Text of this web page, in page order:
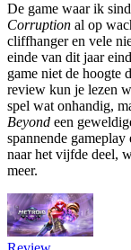
De game waar ik
Corruption al op
cliffhanger en vele
einde van dit jaar
game niet de hoogte
review kun je lezen
spel wat onhandig,
Beyond een
spannende
naar het vijfde deel,
meer.